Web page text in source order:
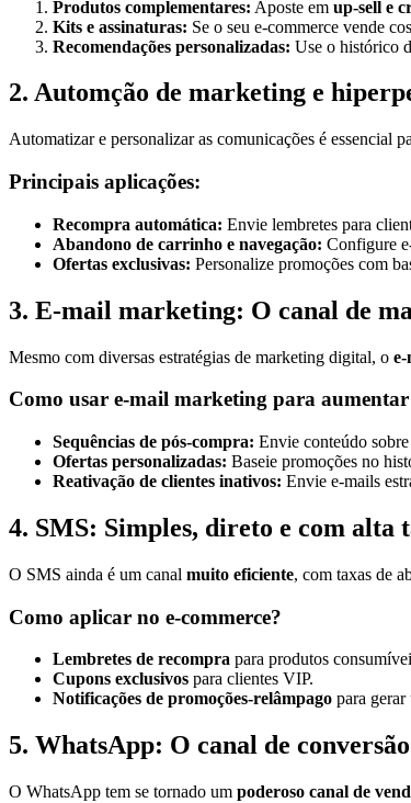
Produtos complementares: Aposte em up-sell e
Kits e assinaturas: Se o seu e-commerce vende
Recomendações personalizadas: Use o histórico
2. Automção de marketing e
Automatizar e personalizar as comunicações é essencial
Principais aplicações:
Recompra automática: Envie lembretes para
Abandono de carrinho e navegação: Configure
Ofertas exclusivas: Personalize promoções com
3. E-mail marketing: O canal de
Mesmo com diversas estratégias de marketing digital, o
Como usar e-mail marketing para
Sequências de pós-compra: Envie conteúdo
Ofertas personalizadas: Baseie promoções no
Reativação de clientes inativos: Envie e-mails
4. SMS: Simples, direto e com alta
O SMS ainda é um canal muito eficiente, com taxas de
Como aplicar no e-commerce?
Lembretes de recompra para produtos
Cupons exclusivos para clientes VIP.
Notificações de promoções-relâmpago para gerar
5. WhatsApp: O canal de
O WhatsApp tem se tornado um poderoso canal de